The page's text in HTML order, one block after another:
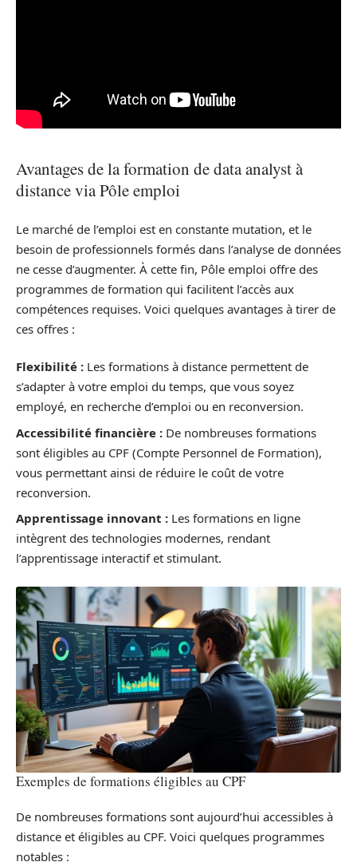
Avantages de la formation de data analyst à
distance via Pôle emploi
Le marché de l’emploi est en constante mutation, et le
besoin de professionnels formés dans l’analyse de données
ne cesse d’augmenter. À cette fin, Pôle emploi offre des
programmes de formation qui facilitent l’accès aux
compétences requises. Voici quelques avantages à tirer de
ces offres :
Flexibilité : Les formations à distance permettent de
s’adapter à votre emploi du temps, que vous soyez
employé, en recherche d’emploi ou en reconversion.
Accessibilité financière : De nombreuses formations
sont éligibles au CPF (Compte Personnel de Formation),
vous permettant ainsi de réduire le coût de votre
reconversion.
Apprentissage innovant : Les formations en ligne
intègrent des technologies modernes, rendant
l’apprentissage interactif et stimulant.
Exemples de formations éligibles au CPF
De nombreuses formations sont aujourd’hui accessibles à
distance et éligibles au CPF. Voici quelques programmes
notables :